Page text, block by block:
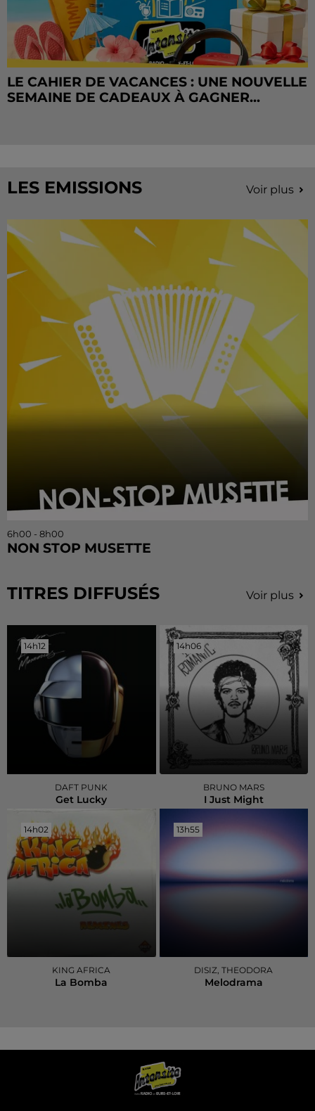
LE CAHIER DE VACANCES : UNE NOUVELLE
SEMAINE DE CADEAUX À GAGNER...
LES EMISSIONS Voir plus
6h00 - 8h00
NON STOP MUSETTE
TITRES DIFFUSÉS Voir plus
14h12
14h12
DAFT PUNK
Get Lucky
14h06
14h06
BRUNO MARS
I Just Might
14h02
14h02
KING AFRICA
La Bomba
13h55
13h55
DISIZ, THEODORA
Melodrama